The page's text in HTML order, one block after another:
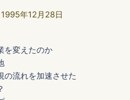
1995年12月28日
を変えたのか
の流れを加速させた